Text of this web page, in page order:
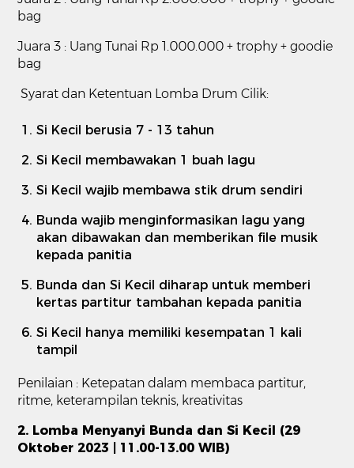
bag
Juara 3 : Uang Tunai Rp 1.000.000 + trophy + goodie
bag
Syarat dan Ketentuan Lomba Drum Cilik:
Si Kecil berusia 7 - 13 tahun
Si Kecil membawakan 1 buah lagu
Si Kecil wajib membawa stik drum sendiri
Bunda wajib menginformasikan lagu yang
akan dibawakan dan memberikan file musik
kepada panitia
Bunda dan Si Kecil diharap untuk memberi
kertas partitur tambahan kepada panitia
Si Kecil hanya memiliki kesempatan 1 kali
tampil
Penilaian : Ketepatan dalam membaca partitur,
ritme, keterampilan teknis, kreativitas
2. Lomba Menyanyi Bunda dan Si Kecil (29
Oktober 2023 | 11.00-13.00 WIB)